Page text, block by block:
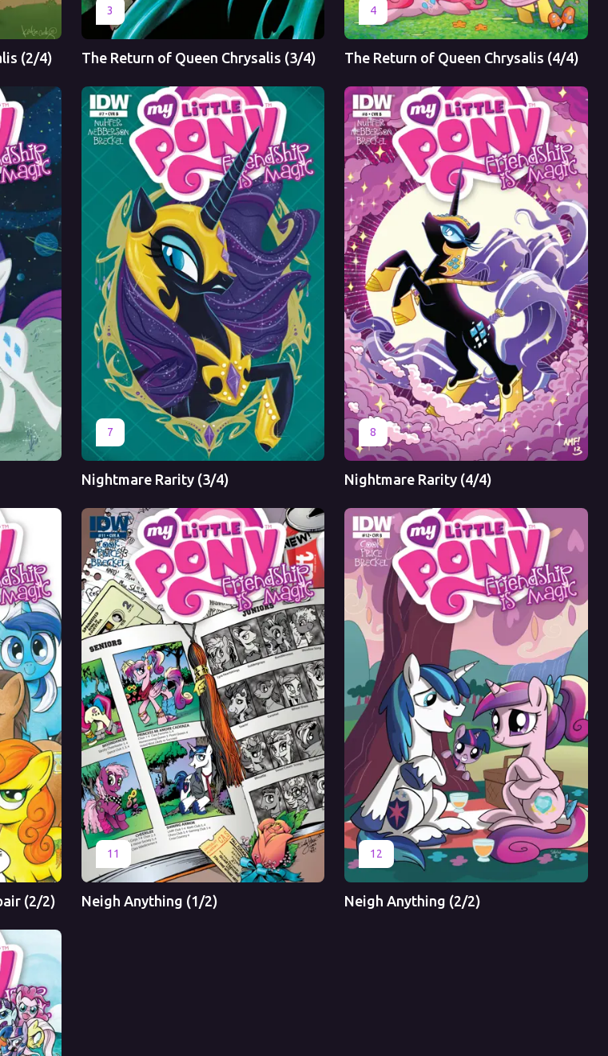
(2/4)
3Оригинал Перевод
The Return of Queen Chrysalis (3/4)
4Оригинал Перевод
The Return of Queen Chrysalis (4/4)
7Оригинал Перевод
Nightmare Rarity (3/4)
8Оригинал Перевод
Nightmare Rarity (4/4)
(2/2)
11
Оригинал Перевод
Neigh Anything (1/2)
12
Оригинал Перевод
Neigh Anything (2/2)